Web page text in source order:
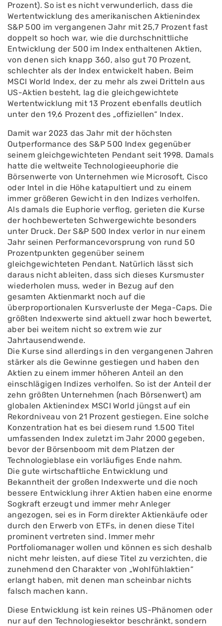
Prozent). So ist es nicht verwunderlich, dass die
Wertentwicklung des amerikanischen Aktienindex
S&P 500 im vergangenen Jahr mit 25,7 Prozent fast
doppelt so hoch war, wie die durchschnittliche
Entwicklung der 500 im Index enthaltenen Aktien,
von denen sich knapp 360, also gut 70 Prozent,
schlechter als der Index entwickelt haben. Beim
MSCI World Index, der zu mehr als zwei Dritteln aus
US-Aktien besteht, lag die gleichgewichtete
Wertentwicklung mit 13 Prozent ebenfalls deutlich
unter den 19,6 Prozent des „offiziellen“ Index.
Damit war 2023 das Jahr mit der höchsten
Outperformance des S&P 500 Index gegenüber
seinem gleichgewichteten Pendant seit 1998. Damals
hatte die weltweite Technologieeuphorie die
Börsenwerte von Unternehmen wie Microsoft, Cisco
oder Intel in die Höhe katapultiert und zu einem
immer größeren Gewicht in den Indizes verholfen.
Als damals die Euphorie verflog, gerieten die Kurse
der hochbewerteten Schwergewichte besonders
unter Druck. Der S&P 500 Index verlor in nur einem
Jahr seinen Performancevorsprung von rund 50
Prozentpunkten gegenüber seinem
gleichgewichteten Pendant. Natürlich lässt sich
daraus nicht ableiten, dass sich dieses Kursmuster
wiederholen muss, weder in Bezug auf den
gesamten Aktienmarkt noch auf die
überproportionalen Kursverluste der Mega-Caps. Die
größten Indexwerte sind aktuell zwar hoch bewertet,
aber bei weitem nicht so extrem wie zur
Jahrtausendwende.
Die Kurse sind allerdings in den vergangenen Jahren
stärker als die Gewinne gestiegen und haben den
Aktien zu einem immer höheren Anteil an den
einschlägigen Indizes verholfen. So ist der Anteil der
zehn größten Unternehmen (nach Börsenwert) am
globalen Aktienindex MSCI World jüngst auf ein
Rekordniveau von 21 Prozent gestiegen. Eine solche
Konzentration hat es bei diesem rund 1.500 Titel
umfassenden Index zuletzt im Jahr 2000 gegeben,
bevor der Börsenboom mit dem Platzen der
Technologieblase ein vorläufiges Ende nahm.
Die gute wirtschaftliche Entwicklung und
Bekanntheit der großen Indexwerte und die noch
bessere Entwicklung ihrer Aktien haben eine enorme
Sogkraft erzeugt und immer mehr Anleger
angezogen, sei es in Form direkter Aktienkäufe oder
durch den Erwerb von ETFs, in denen diese Titel
prominent vertreten sind. Immer mehr
Portfoliomanager wollen und können es sich deshalb
nicht mehr leisten, auf diese Titel zu verzichten, die
zunehmend den Charakter von „Wohlfühlaktien“
erlangt haben, mit denen man scheinbar nichts
falsch machen kann.
Diese Entwicklung ist kein reines US-Phänomen oder
nur auf den Technologiesektor beschränkt, sondern